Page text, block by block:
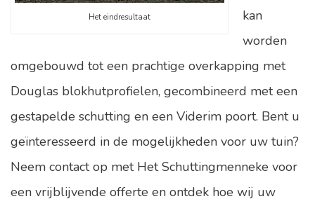
Het eindresultaat
kan
worden
omgebouwd tot een prachtige overkapping met
Douglas blokhutprofielen, gecombineerd met een
gestapelde schutting en een Viderim poort. Bent u
geïnteresseerd in de mogelijkheden voor uw tuin?
Neem contact op met Het Schuttingmenneke voor
een vrijblijvende offerte en ontdek hoe wij uw